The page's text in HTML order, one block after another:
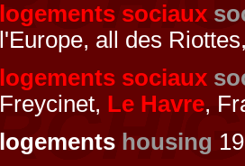
logements sociaux
l'Europe, all des
logements sociaux
Freycinet, Le Havre,
logements housing